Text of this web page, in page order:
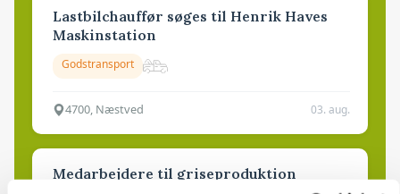
Lastbilchauffør søges til Henrik Haves
Maskinstation
Godstransport
4700, Næstved 03. aug.
Medarbejdere til griseproduktion